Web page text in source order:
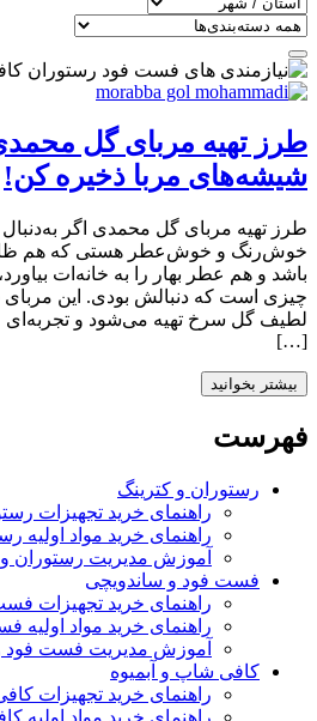
طرز تهیه مربای گل
شیشه‌های مربا ذخیره کن!
طرز تهیه مربای گل محمدی اگر
خوش‌رنگ و خوش‌عطر هستی که هم
باشد و هم عطر بهار را به خانه‌ات
چیزی است که دنبالش بودی. این مربای
لطیف گل سرخ تهیه می‌شود و تجربه‌ای
[…]
بیشتر بخوانید
فهرست
رستوران و کترینگ
راهنمای خرید تجهیزات
راهنمای خرید مواد اولیه
آموزش مدیریت رستوران و
فست فود و ساندویچی
راهنمای خرید تجهیزات
راهنمای خرید مواد اولیه
آموزش مدیریت فست فود
کافی شاپ و آبمیوه
راهنمای خرید تجهیزات